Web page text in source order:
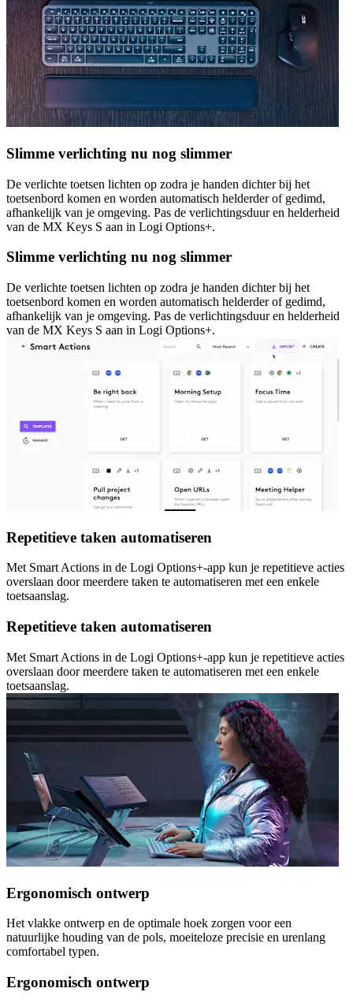
Slimme verlichting nu nog slimmer
De verlichte toetsen lichten op zodra je handen dichter bij het
toetsenbord komen en worden automatisch helderder of gedimd,
afhankelijk van je omgeving. Pas de verlichtingsduur en helderheid
van de MX Keys S aan in Logi Options+.
Slimme verlichting nu nog slimmer
De verlichte toetsen lichten op zodra je handen dichter bij het
toetsenbord komen en worden automatisch helderder of gedimd,
afhankelijk van je omgeving. Pas de verlichtingsduur en helderheid
van de MX Keys S aan in Logi Options+.
Repetitieve taken automatiseren
Met Smart Actions in de Logi Options+-app kun je repetitieve acties
overslaan door meerdere taken te automatiseren met een enkele
toetsaanslag.
Repetitieve taken automatiseren
Met Smart Actions in de Logi Options+-app kun je repetitieve acties
overslaan door meerdere taken te automatiseren met een enkele
toetsaanslag.
Ergonomisch ontwerp
Het vlakke ontwerp en de optimale hoek zorgen voor een
natuurlijke houding van de pols, moeiteloze precisie en urenlang
comfortabel typen.
Ergonomisch ontwerp